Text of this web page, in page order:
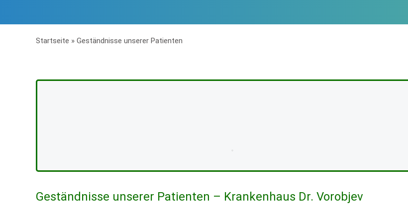
Startseite » Geständnisse unserer Patienten
Geständnisse unserer Patienten – Krankenhaus Dr. Vorobjev